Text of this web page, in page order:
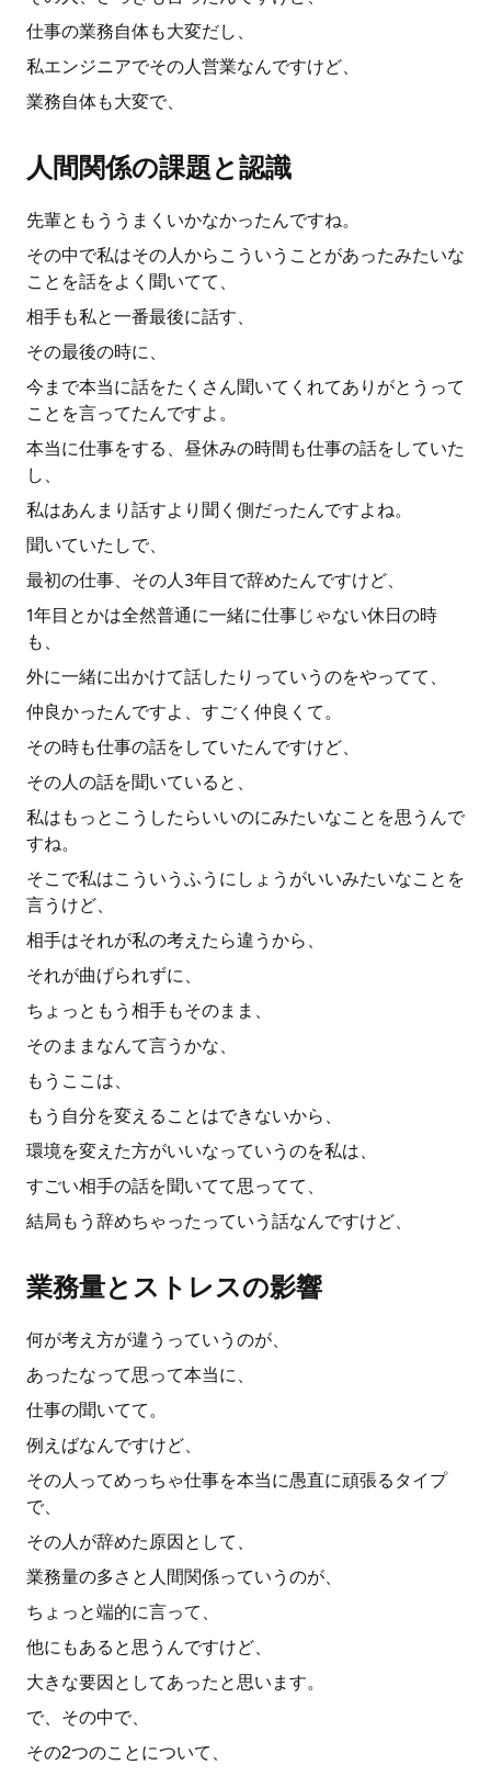
仕事の業務自体も大変だし、
私エンジニアでその人営業なんですけど、
業務自体も大変で、
人間関係の課題と認識
先輩ともううまくいかなかったんですね。
その中で私はその人からこういうことがあったみたいな
ことを話をよく聞いてて、
相手も私と一番最後に話す、
その最後の時に、
今まで本当に話をたくさん聞いてくれてありがとうって
ことを言ってたんですよ。
本当に仕事をする、昼休みの時間も仕事の話をしていた
し、
私はあんまり話すより聞く側だったんですよね。
聞いていたしで、
最初の仕事、その人3年目で辞めたんですけど、
1年目とかは全然普通に一緒に仕事じゃない休日の時
も、
外に一緒に出かけて話したりっていうのをやってて、
仲良かったんですよ、すごく仲良くて。
その時も仕事の話をしていたんですけど、
その人の話を聞いていると、
私はもっとこうしたらいいのにみたいなことを思うんで
すね。
そこで私はこういうふうにしょうがいいみたいなことを
言うけど、
相手はそれが私の考えたら違うから、
それが曲げられずに、
ちょっともう相手もそのまま、
そのままなんて言うかな、
もうここは、
もう自分を変えることはできないから、
環境を変えた方がいいなっていうのを私は、
すごい相手の話を聞いてて思ってて、
結局もう辞めちゃったっていう話なんですけど、
業務量とストレスの影響
何が考え方が違うっていうのが、
あったなって思って本当に、
仕事の聞いてて。
例えばなんですけど、
その人ってめっちゃ仕事を本当に愚直に頑張るタイプ
で、
その人が辞めた原因として、
業務量の多さと人間関係っていうのが、
ちょっと端的に言って、
他にもあると思うんですけど、
大きな要因としてあったと思います。
で、その中で、
その2つのことについて、